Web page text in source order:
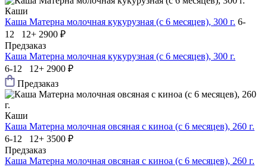
Каши
Каша Матерна молочная кукурузная (с 6 месяцев), 300 г. 6-
12 12+ 2900 ₽
Предзаказ
Каша Матерна молочная кукурузная (с 6 месяцев), 300 г.
6-12 12+ 2900 ₽
Предзаказ
Каши
Каша Матерна молочная овсяная с киноа (с 6 месяцев), 260 г.
6-12 12+ 3500 ₽
Предзаказ
Каша Матерна молочная овсяная с киноа (с 6 месяцев), 260 г.